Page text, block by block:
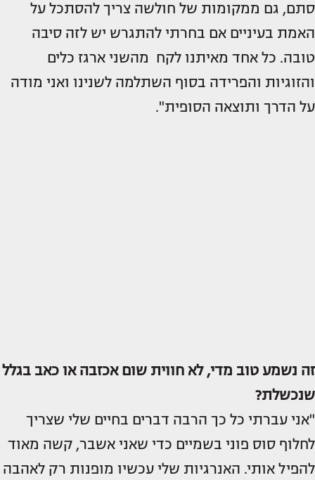
סתם, גם ממקומות של חולשה צריך להסתכל על
האמת בעיניים אם בחרתי להתגרש יש לזה סיבה
טובה. כל אחד מאיתנו לקח מהשני ארגז כלים
והזוגיות והפרידה בסוף השתלמה לשנינו ואני מודה
על הדרך ותוצאה הסופית".
זה נשמע טוב מדי, לא חווית שום אכזבה או כאב בגלל
שנכשלת?
"אני עברתי כל כך הרבה דברים בחיים שלי שצריך
לחלוף סוס פוני בשמיים כדי שאני אשבר, קשה מאוד
להפיל אותי. האנרגיות שלי עכשיו מופנות רק לאהבה